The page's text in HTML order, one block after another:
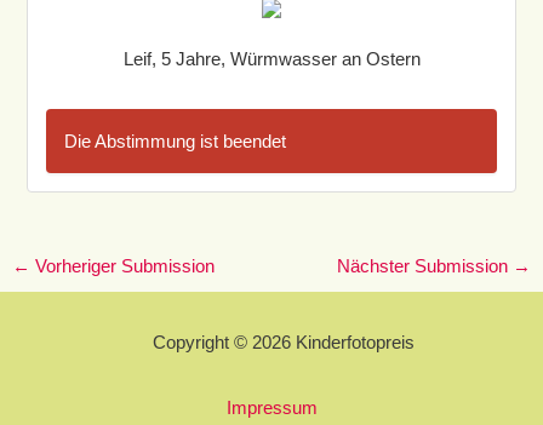
Leif, 5 Jahre, Würmwasser an Ostern
Die Abstimmung ist beendet
← Vorheriger Submission Nächster Submission →
Copyright © 2026 Kinderfotopreis
Impressum